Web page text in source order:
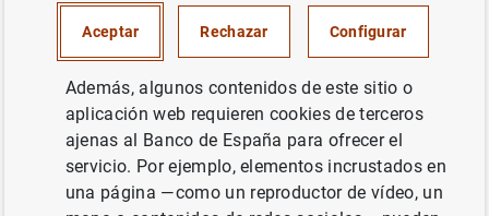
INFORMACIÓN ESTADÍSTICA Y BASES DE
DATOS
SITUACIÓN ECONÓMICA TIPOS DE INTERÉS
BALANZA DE PAGOS, PII, DEUDA EXTERNA
Aceptar Rechazar Configurar
Además, algunos contenidos de este sitio o
aplicación web requieren cookies de terceros
ajenas al Banco de España para ofrecer el
servicio. Por ejemplo, elementos incrustados en
una página —como un reproductor de vídeo, un